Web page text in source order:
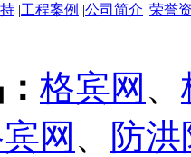
|工程案例 |公司简介 |荣誉
格宾网 、
网 、
防